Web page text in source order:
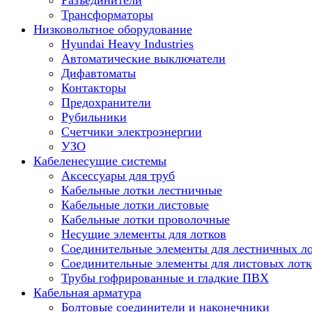
Трансформаторы
Низковольтное оборудование
Hyundai Heavy Industries
Автоматические выключатели
Дифавтоматы
Контакторы
Предохранители
Рубильники
Счетчики электроэнергии
УЗО
Кабеленесущие системы
Аксессуары для труб
Кабельные лотки лестничные
Кабельные лотки листовые
Кабельные лотки проволочные
Несущие элементы для лотков
Соединительные элементы для лестничных
Соединительные элементы для листовых
Трубы гофрированные и гладкие ПВХ
Кабельная арматура
Болтовые соединители и наконечники